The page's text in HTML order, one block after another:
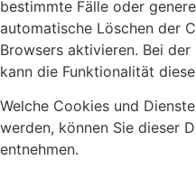
bestimmte Fälle oder
automatische Löschen der
Browsers aktivieren. Bei
kann die Funktionalität
Welche Cookies und
werden, können Sie dieser
entnehmen.